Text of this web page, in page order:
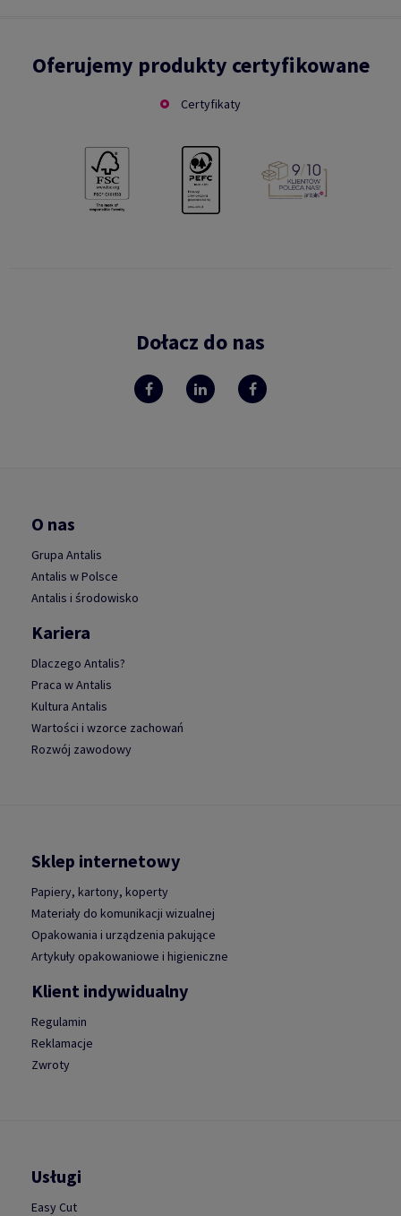
Oferujemy produkty certyfikowane
Certyfikaty
Dołacz do nas
O nas
Grupa Antalis
Antalis w Polsce
Antalis i środowisko
Kariera
Dlaczego Antalis?
Praca w Antalis
Kultura Antalis
Wartości i wzorce zachowań
Rozwój zawodowy
Sklep internetowy
Papiery, kartony, koperty
Materiały do komunikacji wizualnej
Opakowania i urządzenia pakujące
Artykuły opakowaniowe i higieniczne
Klient indywidualny
Regulamin
Reklamacje
Zwroty
Usługi
Easy Cut